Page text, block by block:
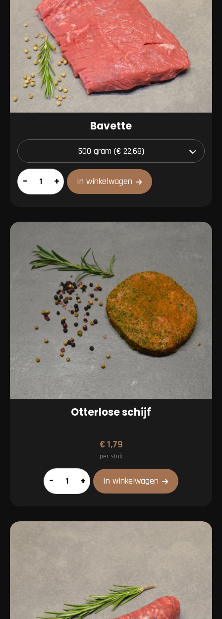
Bavette
Bavette
aantal
– + In winkelwagen
Otterlose schijf
€1,79
per stuk
Otterlose
schijf
– + In winkelwagen